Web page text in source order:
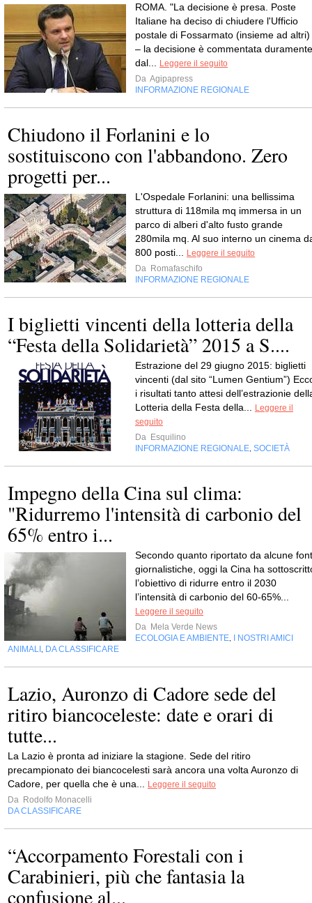
ROMA. "La decisione è presa. Poste
Italiane ha deciso di chiudere l'Ufficio
postale di Fossarmato (insieme ad altri)
– la decisione è commentata duramente
dal...
Leggere il seguito
Da Agipapress
INFORMAZIONE REGIONALE
Chiudono il Forlanini e lo
sostituiscono con l'abbandono. Zero
progetti per...
L'Ospedale Forlanini: una bellissima
struttura di 118mila mq immersa in un
parco di alberi d'alto fusto grande
280mila mq. Al suo interno un cinema
800 posti...
Leggere il seguito
Da Romafaschifo
INFORMAZIONE REGIONALE
I biglietti vincenti della lotteria della
“Festa della Solidarietà” 2015 a S....
Estrazione del 29 giugno 2015: biglietti
vincenti (dal sito “Lumen Gentium”)
i risultati tanto attesi dell’estrazionie
Lotteria della Festa della...
Leggere il
seguito
Da Esquilino
INFORMAZIONE REGIONALE SOCIETÀ
Impegno della Cina sul clima:
"Ridurremo l'intensità di carbonio del
65% entro i...
Secondo quanto riportato da alcune
giornalistiche, oggi la Cina ha
l’obiettivo di ridurre entro il 2030
l’intensità di carbonio del 60-65%...
Leggere il seguito
Da Mela Verde News
ECOLOGIA E AMBIENTE
I NOSTRI AMICI
ANIMALI
DA CLASSIFICARE
Lazio, Auronzo di Cadore sede del
ritiro biancoceleste: date e orari di
tutte...
La Lazio è pronta ad iniziare la stagione. Sede del ritiro
precampionato dei biancocelesti sarà ancora una volta Auronzo di
Cadore, per quella che è una...
Leggere il seguito
Da Rodolfo Monacelli
DA CLASSIFICARE
“Accorpamento Forestali con i
Carabinieri, più che fantasia la
confusione al...